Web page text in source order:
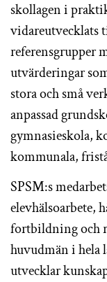
skollagen i
vidareutvecklats
referensgrupper
utvärderingar
stora och små
anpassad
gymnasieskola,
kommunala,
SPSM:s
elevhälsoarbete,
fortbildning och
huvudmän i hela
utvecklar